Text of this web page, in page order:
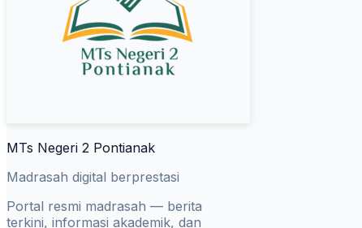
MTs Negeri 2 Pontianak
Madrasah digital berprestasi
Portal resmi madrasah — berita
terkini, informasi akademik, dan